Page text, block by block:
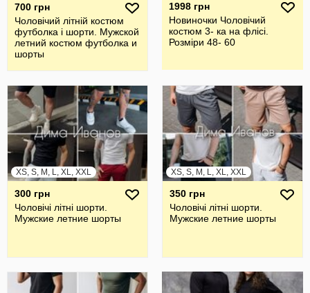
700 грн
Чоловічий літній костюм
футболка і шорти. Мужской
летний костюм футболка и
шорты
1998 грн
Новиночки Чоловічий
костюм 3- ка на флісі.
Розміри 48- 60
XS, S, M, L, XL, XXL
300 грн
Чоловічі літні шорти.
Мужские летние шорты
XS, S, M, L, XL, XXL
350 грн
Чоловічі літні шорти.
Мужские летние шорты